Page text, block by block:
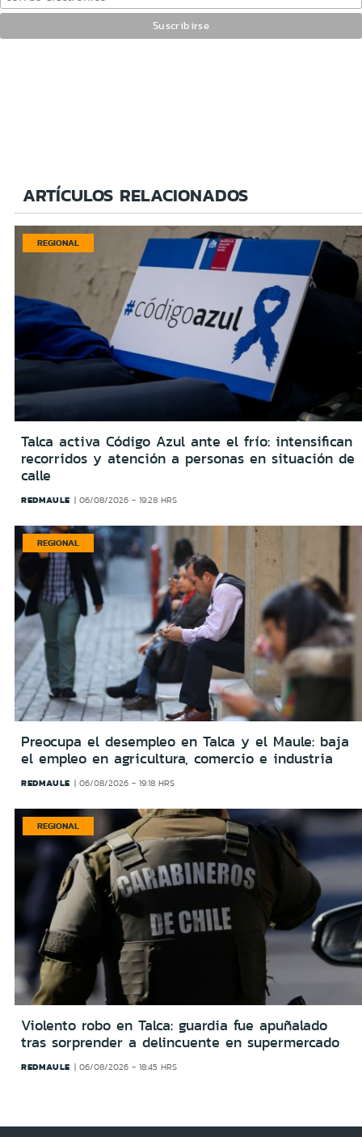
ARTÍCULOS RELACIONADOS
REGIONAL
Talca activa Código Azul ante el frío: intensifican
recorridos y atención a personas en situación de
calle
REDMAULE 06/08/2026 - 19:28 HRS
REGIONAL
Preocupa el desempleo en Talca y el Maule: baja
el empleo en agricultura, comercio e industria
REDMAULE 06/08/2026 - 19:18 HRS
REGIONAL
Violento robo en Talca: guardia fue apuñalado
tras sorprender a delincuente en supermercado
REDMAULE 06/08/2026 - 18:45 HRS